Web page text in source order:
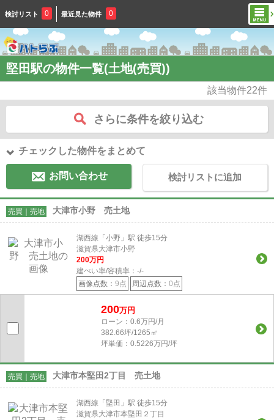
検討リスト 0 最近見た物件 0
堅田駅の物件一覧(土地(売買))
該当物件22件
さらに条件を絞り込む
チェックした物件をまとめて
お問い合わせ 検討リストに追加
売買｜売地 大津市小野 売土地
湖西線「小野」駅 徒歩15分
滋賀県大津市小野
200万円
建ぺい率/容積率： -/-
画像点数： 9点 周辺点数： 0点
200万円
ローン：0.6万円/月
382.66坪/1265㎡
坪単価：0.5226万円/坪
売買｜売地 大津市本堅田2丁目 売土地
湖西線「堅田」駅 徒歩15分
滋賀県大津市本堅田２丁目